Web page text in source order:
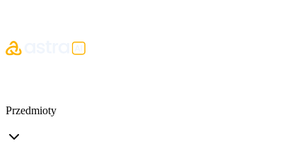
Przedmioty